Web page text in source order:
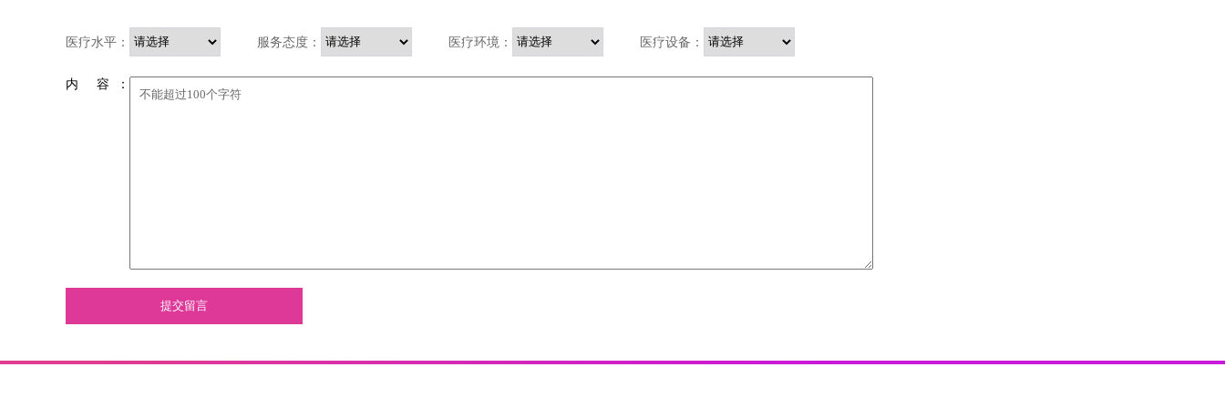
医疗水平： 服务态度： 医疗环境： 医疗设备：
内 容 ：
提交留言